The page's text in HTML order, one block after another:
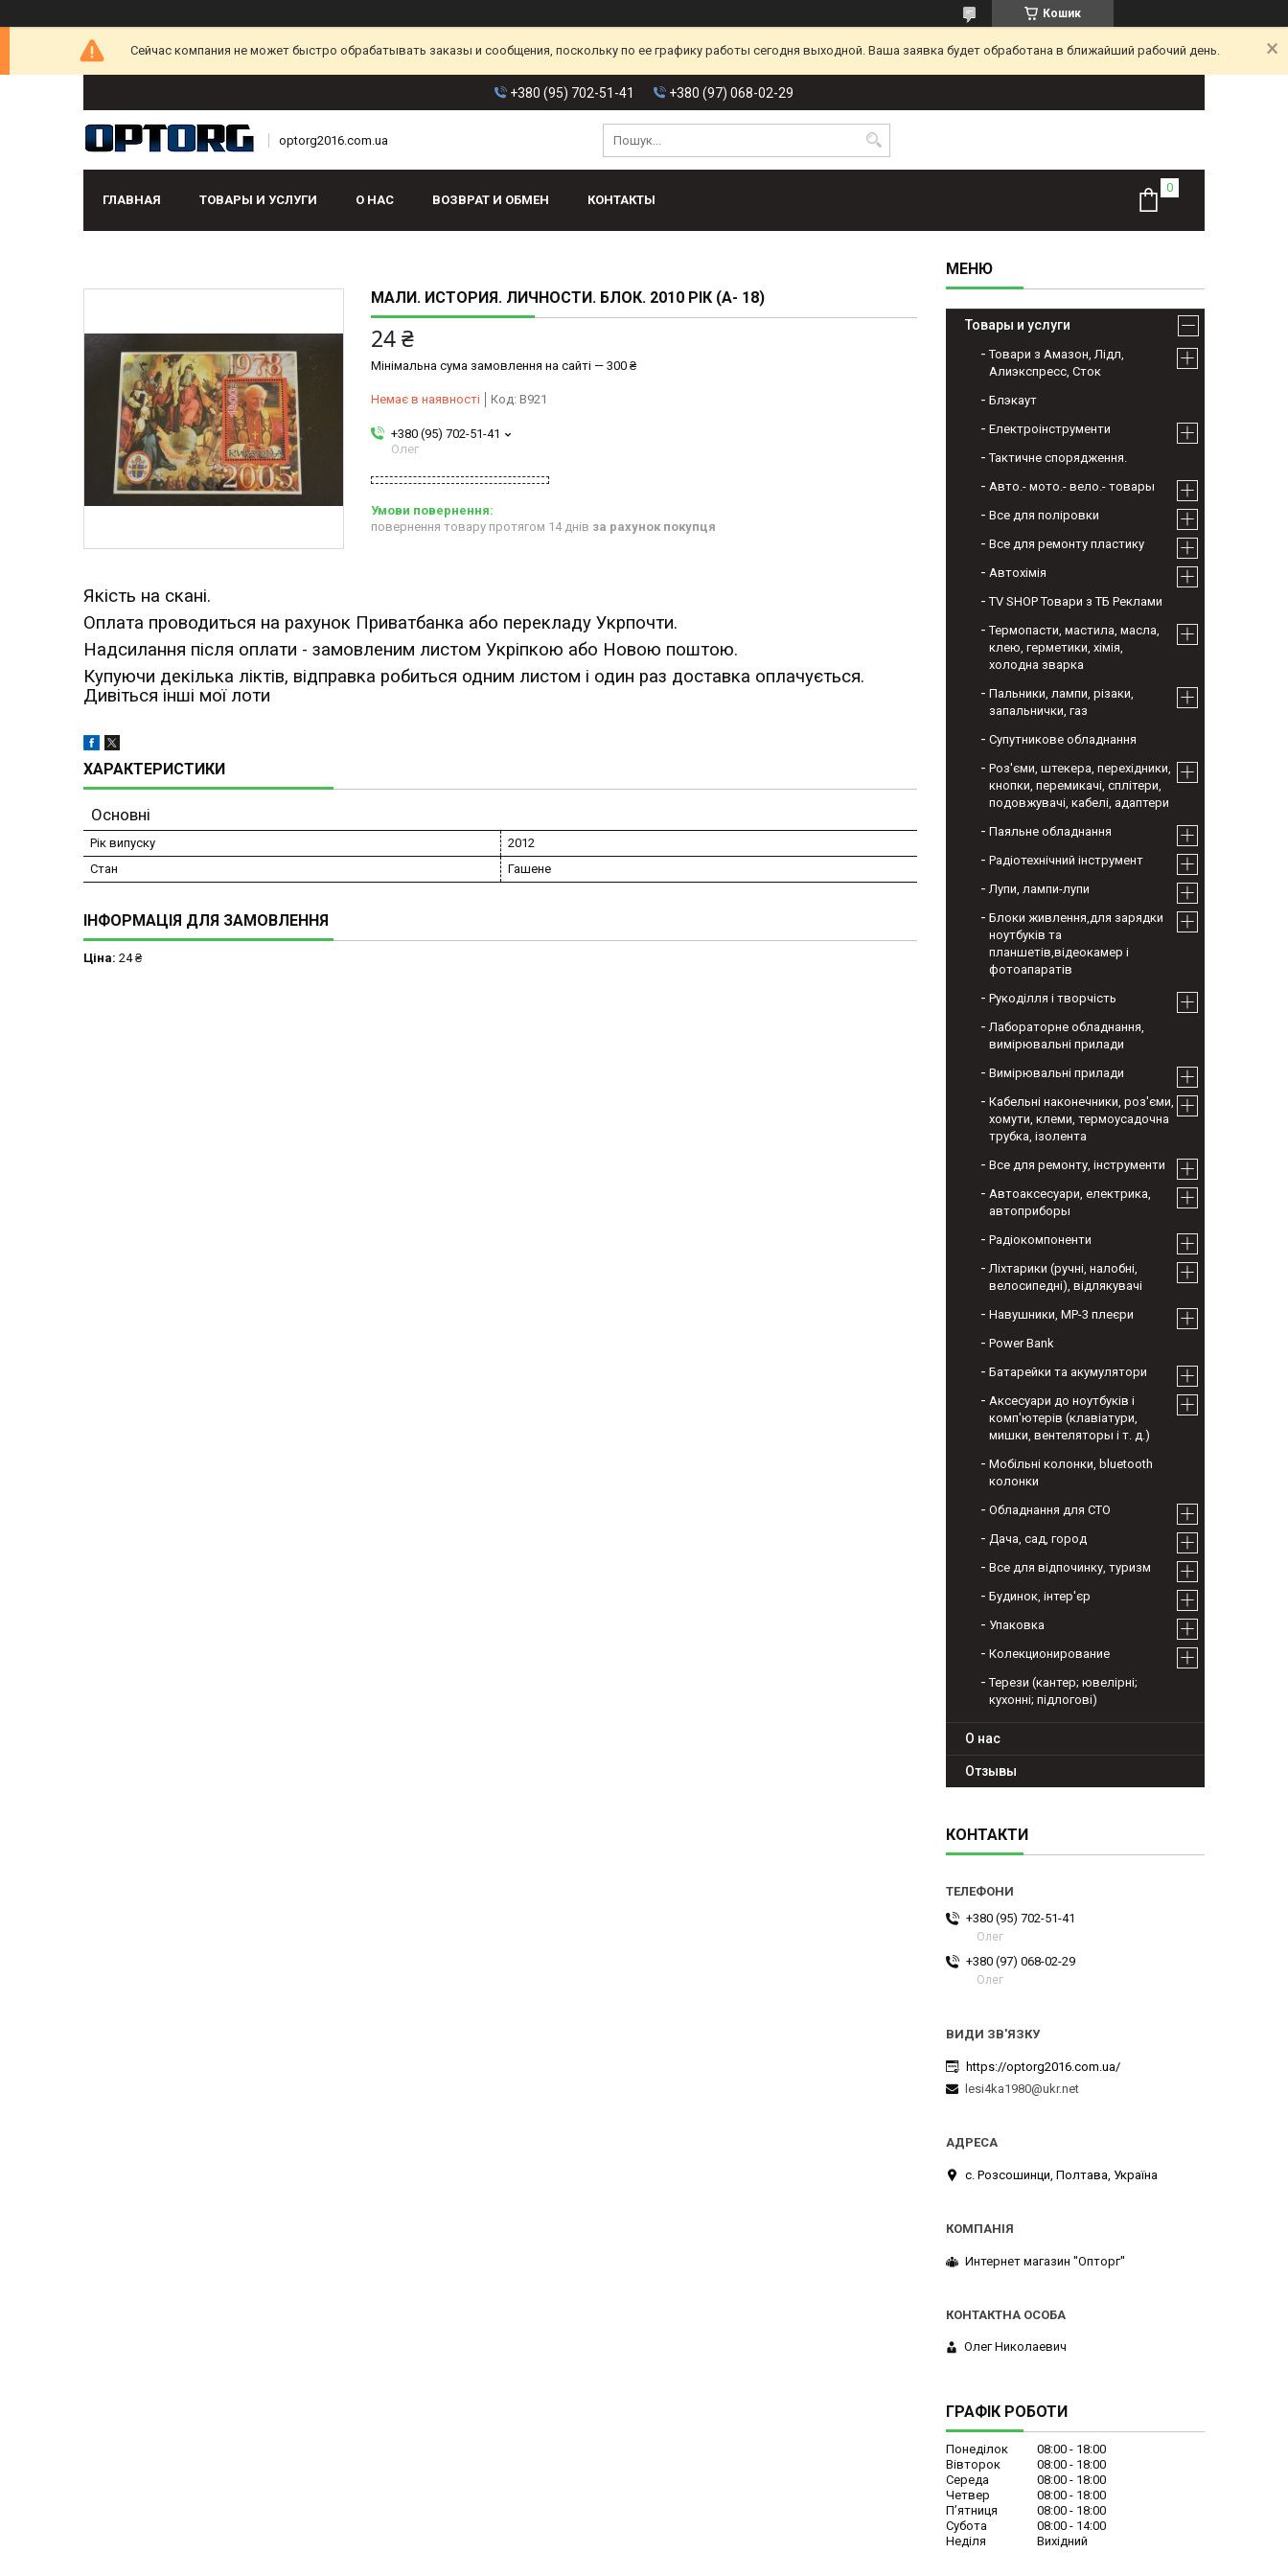
Кошик
Сейчас компания не может быстро обрабатывать заказы и сообщения, поскольку по ее графику работы сегодня выходной. Ваша заявка будет обработана в ближайший рабочий день.
+380 (95) 702-51-41 +380 (97) 068-02-29
optorg2016.com.ua
ГЛАВНАЯ ТОВАРЫ И УСЛУГИ О НАС ВОЗВРАТ И ОБМЕН КОНТАКТЫ
МАЛИ. ИСТОРИЯ. ЛИЧНОСТИ. БЛОК. 2010 РІК (А- 18)
24 ₴
Мінімальна сума замовлення на сайті — 300 ₴
Немає в наявності Код: В921
+380 (95) 702-51-41
Олег
повернення товару протягом 14 днів за рахунок покупця
Якість на скані.
Оплата проводиться на рахунок Приватбанка або перекладу Укрпочти.
Надсилання після оплати - замовленим листом Укріпкою або Новою поштою.
Купуючи декілька ліктів, відправка робиться одним листом і один раз доставка оплачується.
Дивіться інші мої лоти
ХАРАКТЕРИСТИКИ
Основні
Рік випуску
2012
Стан
Гашене
ІНФОРМАЦІЯ ДЛЯ ЗАМОВЛЕННЯ
Ціна: 24 ₴
Товары и услуги
Товари з Амазон, Лідл,
Алиэкспресс, Сток
Блэкаут
Електроінструменти
Тактичне спорядження.
Авто.- мото.- вело.- товары
Все для поліровки
Все для ремонту пластику
Автохімія
TV SHOP Товари з ТБ Реклами
Термопасти, мастила, масла,
клею, герметики, хімія,
холодна зварка
Пальники, лампи, різаки,
запальнички, газ
Супутникове обладнання
Роз'єми, штекера, перехідники,
кнопки, перемикачі, сплітери,
подовжувачі, кабелі, адаптери
Паяльне обладнання
Радіотехнічний інструмент
Лупи, лампи-лупи
Блоки живлення,для зарядки
ноутбуків та
планшетів,відеокамер і
фотоапаратів
Рукоділля і творчість
Лабораторне обладнання,
вимірювальні прилади
Вимірювальні прилади
Кабельні наконечники, роз'єми,
хомути, клеми, термоусадочна
трубка, ізолента
Все для ремонту, інструменти
Автоаксесуари, електрика,
автоприборы
Радіокомпоненти
Ліхтарики (ручні, налобні,
велосипедні), відлякувачі
Навушники, МР-3 плеєри
Power Bank
Батарейки та акумулятори
Аксесуари до ноутбуків і
комп'ютерів (клавіатури,
мишки, вентеляторы і т. д.)
Мобільні колонки, bluetooth
колонки
Обладнання для СТО
Дача, сад, город
Все для відпочинку, туризм
Будинок, інтер'єр
Упаковка
Колекционирование
Терези (кантер; ювелірні;
кухонні; підлогові)
О нас
Отзывы
КОНТАКТИ
+380 (95) 702-51-41
Олег
+380 (97) 068-02-29
Олег
https://optorg2016.com.ua/
lesi4ka1980@ukr.net
с. Розсошинци, Полтава, Україна
Интернет магазин ''Опторг''
Олег Николаевич
ГРАФІК РОБОТИ
Понеділок 08:00
18:00
Вівторок
08:00
18:00
Середа
08:00
18:00
Четвер
08:00
18:00
Пʼятниця
08:00
18:00
Субота
08:00
14:00
Неділя
Вихідний